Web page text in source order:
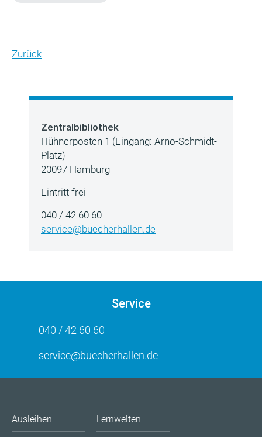
Zurück
Zentralbibliothek
Hühnerposten 1 (Eingang: Arno-Schmidt-
Platz)
20097 Hamburg
Eintritt frei
040 / 42 60 60
service@buecherhallen.de
Service
040 / 42 60 60
service@buecherhallen.de
Ausleihen Lernwelten